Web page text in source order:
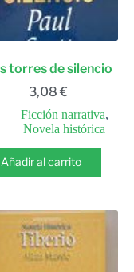
torres de silencio
3,08€
Ficción narrativa,
Novela histórica
Añadir al carrito